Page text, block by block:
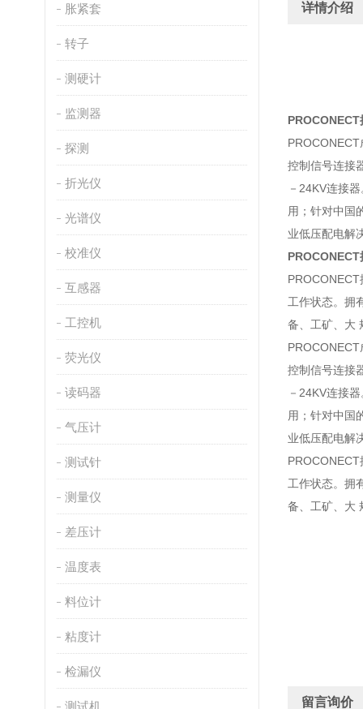
胀紧套
转子
测硬计
监测器
探测
折光仪
光谱仪
校准仪
互感器
工控机
荧光仪
读码器
气压计
测试针
测量仪
差压计
温度表
料位计
粘度计
检漏仪
测试机
详情介绍
控制信号连接
－24KV连接
用；针对中国
业低压配电解
工作状态。拥
备、工矿、大
控制信号连接
－24KV连接
用；针对中国
业低压配电解
工作状态。拥
备、工矿、大
留言询价